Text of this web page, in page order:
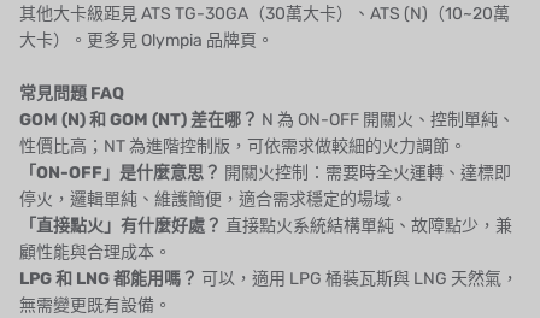
EGO
KATO
LECIP
ATS
JACOBI
ETATRON
其他大卡級距見ATS TG-30GA（30萬大卡） 、 ATS (N)（10~20萬
大卡）
。更多見 Olympia 品牌頁 。
常見問題 FAQ
GOM (N) 和 GOM (NT) 差在哪？ N 為 ON-OFF 開關火、控制單純、
性價比高；NT 為進階控制版，可依需求做較細的火力調節。
「ON-OFF」是什麼意思？ 開關火控制：需要時全火運轉、達標即
停火，邏輯單純、維護簡便，適合需求穩定的場域。
「直接點火」有什麼好處？ 直接點火系統結構單純、故障點少，兼
顧性能與合理成本。
LPG 和 LNG 都能用嗎？ 可以，適用 LPG 桶裝瓦斯與 LNG 天然氣，
無需變更既有設備。